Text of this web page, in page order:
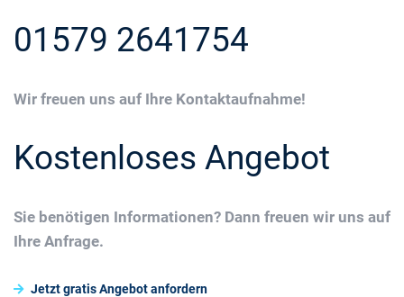
01579 2641754
Wir freuen uns auf Ihre Kontaktaufnahme!
Kostenloses Angebot
Sie benötigen Informationen? Dann freuen wir uns auf
Ihre Anfrage.
Jetzt gratis Angebot anfordern